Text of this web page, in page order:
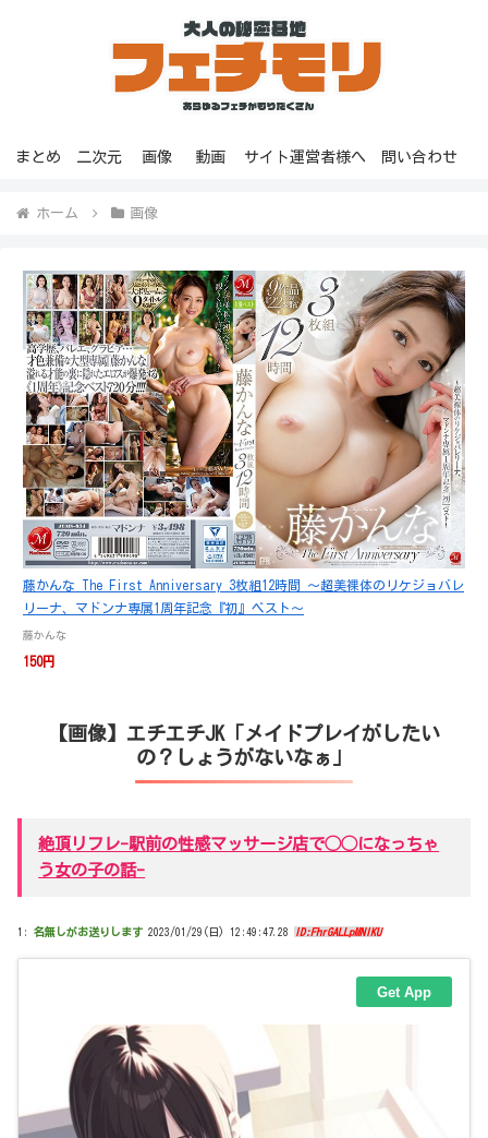
まとめ 二次元 画像 動画 サイト運営者様へ 問い合わせ
ホーム 画像
藤かんな The First Anniversary 3枚組12時間 ～超美裸体のリケジョバレ
リーナ、マドンナ専属1周年記念『初』ベスト～
藤かんな
150円
【画像】エチエチJK「メイドプレイがしたい
の？しょうがないなぁ」
絶頂リフレ-駅前の性感マッサージ店で◯◯になっちゃ
う女の子の話-
1: 名無しがお送りします 2023/01/29(日) 12:49:47.28 ID:FhrGALLpMNIKU